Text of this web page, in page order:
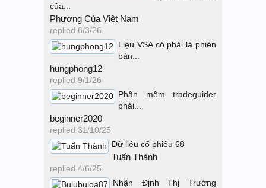
của...
Phương Của Việt Nam
replied 6/3/26
Liệu VSA có phải là phiên
bản...
hungphong12
replied 9/1/26
Phần mềm tradeguider
phái...
beginner2020
replied 31/10/25
Dữ liệu cổ phiếu 68
Tuấn Thành
replied 4/6/25
Nhận Định Thị Trường